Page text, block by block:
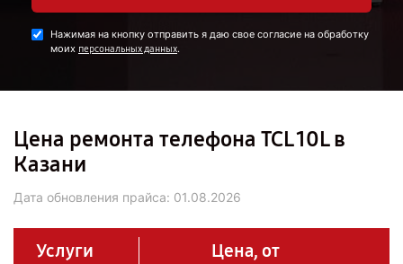
Нажимая на кнопку отправить я даю свое согласие на обработку
моих персональных данных.
Цена ремонта телефона TCL 10L в
Казани
Дата обновления прайса: 01.08.2026
Услуги Цена, от